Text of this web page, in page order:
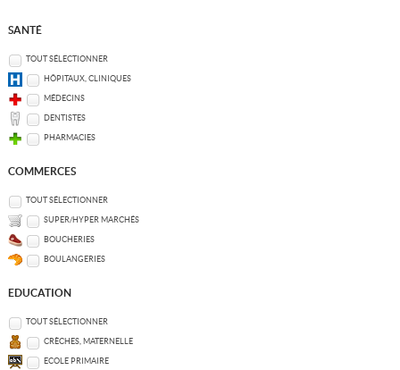
SANTÉ
TOUT SÉLECTIONNER
HÔPITAUX, CLINIQUES
MÉDECINS
DENTISTES
PHARMACIES
COMMERCES
TOUT SÉLECTIONNER
SUPER/HYPER MARCHÉS
BOUCHERIES
BOULANGERIES
EDUCATION
TOUT SÉLECTIONNER
CRÈCHES, MATERNELLE
ECOLE PRIMAIRE